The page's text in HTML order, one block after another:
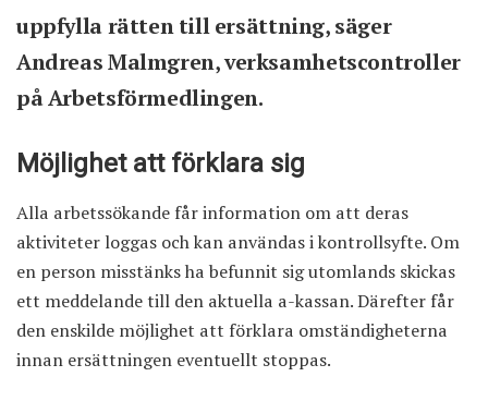
uppfylla rätten till ersättning, säger
Andreas Malmgren, verksamhetscontroller
på Arbetsförmedlingen.
Möjlighet att förklara sig
Alla arbetssökande får information om att deras
aktiviteter loggas och kan användas i kontrollsyfte. Om
en person misstänks ha befunnit sig utomlands skickas
ett meddelande till den aktuella a-kassan. Därefter får
den enskilde möjlighet att förklara omständigheterna
innan ersättningen eventuellt stoppas.